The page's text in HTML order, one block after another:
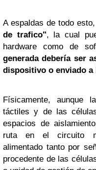
A espaldas de todo esto,
de trafico", la cual
hardware como de
generada debería ser
dispositivo o enviado a
Físicamente, aunque
táctiles y de las
espacios de
ruta en el circuito
alimentado tanto por
procedente de las